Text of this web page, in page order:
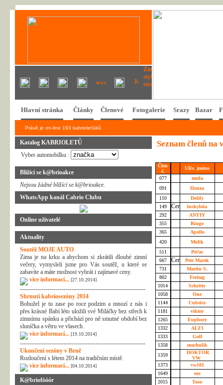
Hlavní stránka Články Členové Fotogalerie Srazy Bazar
Právě je on-line 193 kabrioleťáků.
Katalog KABRIOLETŮ
Vyber automobilku :
Blížící se k@brioakce
Nejsou žádné blížící se k@brioakce.
WhatsApp kanál Cabrio Clubu
Online uživatelé
Aktuality
Soutěž MOJE AUTO
Zima je na krku a abychom si zkrátili dlouhé zimní
večery, vymysleli jsme pro Vás soutěž, u které se
zabavíte a máte možnost vyhrát i zajímavé ceny.
více informací... [27.10.2014]
---------------------------------------------------------------
Shrnutí kabriosezóny 2014
Bohužel je tu zase po roce podzim a mnozí z nás i
přes krásné Babí léto uložili své Miláčky bez střech k
zimnímu spánku a přichází pro ně smutné období bez
sluníčka a větru ve vlasech.
více informací... [19.10.2014]
---------------------------------------------------------------
Ukončení sezóny v Brně
Rozloučení s létem 2014 na tradičním místě.
více informací... [04.10.2014]
K@briofóóór
Seznam členů na
Člen
č.
Uživ. jméno
077
meda
091
Honza
110
Doldy
149
luckylola
292
ANTIY
355
Ringo
365
Apollo
420
Molik
511
Peťas
667
Petr Marek
731
Martin S.
802
Freitag
1014
Schritty
1058
One
1144
Cubeice
1181
viktor
1265
Euphory
1332
ALF1
1333
Golf
1358
machulik
1359
DOKTOR
VW
1373
vw181
1649
eos
2015
Toso